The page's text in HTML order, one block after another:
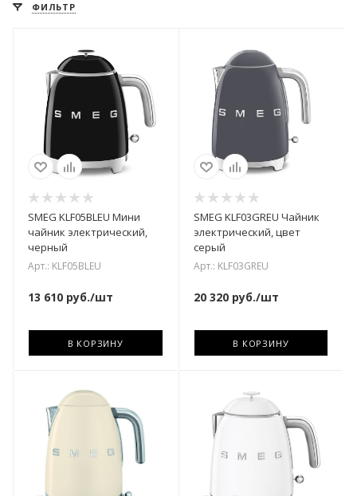
ФИЛЬТР
SMEG KLF05BLEU Мини
чайник электрический,
черный
Арт.: KLF05BLEU
13 610 руб./шт
В КОРЗИНУ
SMEG KLF03GREU Чайник
электрический, цвет
серый
Арт.: KLF03GREU
20 320руб./шт
В КОРЗИНУ